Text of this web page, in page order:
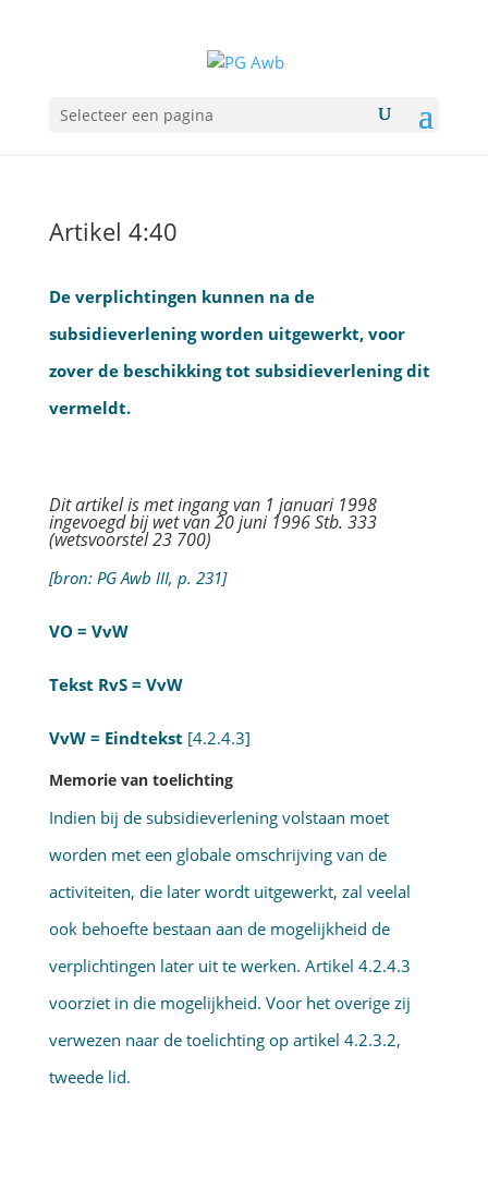
Selecteer een pagina
Artikel 4:40
De verplichtingen kunnen na de
subsidieverlening worden uitgewerkt, voor
zover de beschikking tot subsidieverlening dit
vermeldt.
Dit artikel is met ingang van 1 januari 1998
ingevoegd bij wet van 20 juni 1996 Stb. 333
(wetsvoorstel 23 700)
[bron: PG Awb III, p. 231]
VO = VvW
Tekst RvS = VvW
VvW = Eindtekst [4.2.4.3]
Memorie van toelichting
Indien bij de subsidieverlening volstaan moet
worden met een globale omschrijving van de
activiteiten, die later wordt uitgewerkt, zal veelal
ook behoefte bestaan aan de mogelijk­heid de
verplichtingen later uit te werken. Artikel 4.2.4.3
voorziet in die mogelijkheid. Voor het overige zij
verwezen naar de toelichting op artikel 4.2.3.2,
tweede lid.